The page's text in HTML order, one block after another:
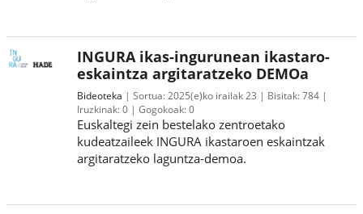
INGURA ikas-ingurunean ikastaro-
eskaintza argitaratzeko DEMOa
Bideoteka Sortua:2025(e)ko irailak 23 Bisitak:784
Iruzkinak:0 Gogokoak:0
Euskaltegi zein bestelako zentroetako
kudeatzaileek INGURA ikastaroen eskaintzak
argitaratzeko laguntza-demoa.